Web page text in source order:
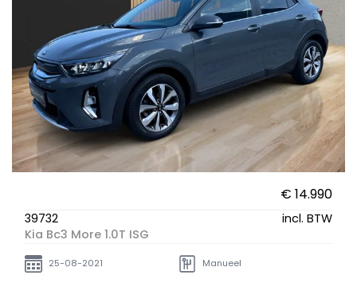
€ 14.990
39732
incl. BTW
Kia Bc3 More 1.0T ISG
25-08-2021 Manueel